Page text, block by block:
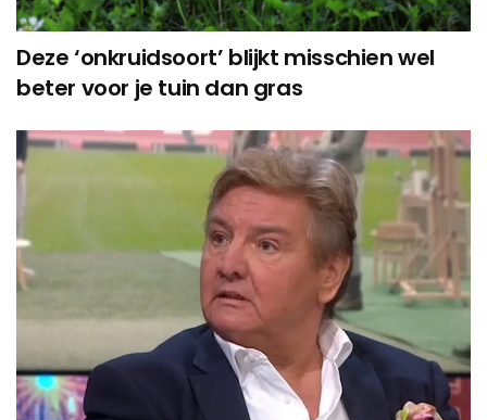
Deze ‘onkruidsoort’ blijkt misschien wel
beter voor je tuin dan gras